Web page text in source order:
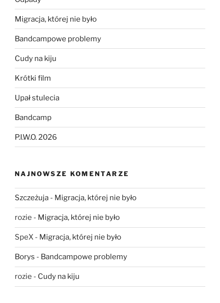
Migracja, której nie było
Bandcampowe problemy
Cudy na kiju
Krótki film
Upał stulecia
Bandcamp
P.I.W.O. 2026
NAJNOWSZE KOMENTARZE
Szczeżuja - Migracja, której nie było
rozie - Migracja, której nie było
SpeX - Migracja, której nie było
Borys - Bandcampowe problemy
rozie - Cudy na kiju